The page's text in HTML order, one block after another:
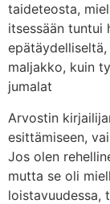
taideteosta,
itsessään tuntui
maljakko, kuin
jumalat
Arvostin
esittämiseen,
Jos olen
mutta se oli
loistavuudessa,